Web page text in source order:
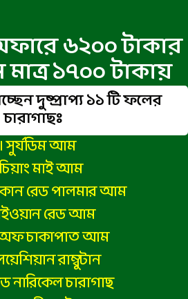
৬২০০ টাকার
মাত্র ১৭০০ টাকায়
দুষ্প্রাপ্য ১১ টি ফলের
চারাগাছঃ
সুর্যডিম আম
মাই আম
রেড পালমার আম
রেড আম
অফ চাকাপাত আম
রাম্বুটান
নারিকেল চারাগাছ